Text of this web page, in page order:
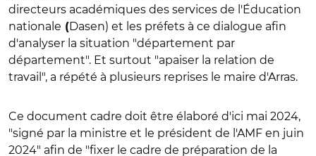
directeurs académiques des services de l'Éducation
nationale (Dasen) et les préfets à ce dialogue afin
d'analyser la situation "département par
département". Et surtout "apaiser la relation de
travail", a répété à plusieurs reprises le maire d'Arras.
Ce document cadre doit être élaboré d'ici mai 2024,
"signé par la ministre et le président de l'AMF en juin
2024" afin de "fixer le cadre de préparation de la